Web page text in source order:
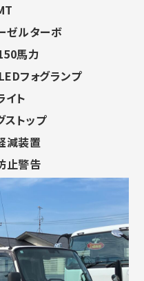
ゼルターボ
馬力
フォグランプ
イト
ストップ
減装置
止警告